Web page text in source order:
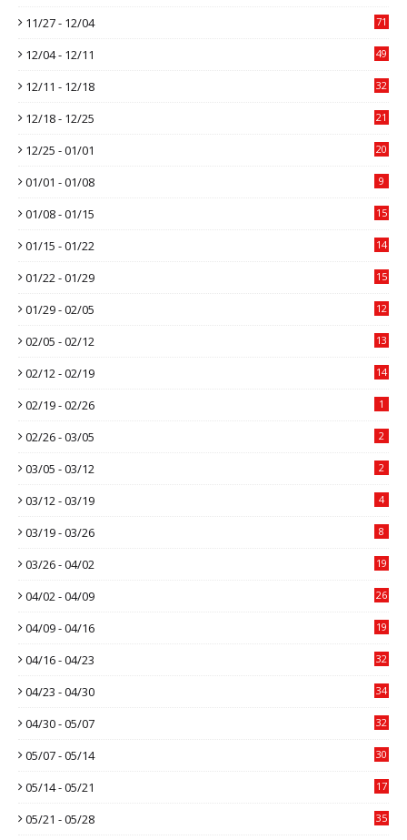
11/27 - 12/04 71
12/04 - 12/11 49
12/11 - 12/18 32
12/18 - 12/25 21
12/25 - 01/01 20
01/01 - 01/08 9
01/08 - 01/15 15
01/15 - 01/22 14
01/22 - 01/29 15
01/29 - 02/05 12
02/05 - 02/12 13
02/12 - 02/19 14
02/19 - 02/26 1
02/26 - 03/05 2
03/05 - 03/12 2
03/12 - 03/19 4
03/19 - 03/26 8
03/26 - 04/02 19
04/02 - 04/09 26
04/09 - 04/16 19
04/16 - 04/23 32
04/23 - 04/30 34
04/30 - 05/07 32
05/07 - 05/14 30
05/14 - 05/21 17
05/21 - 05/28 35